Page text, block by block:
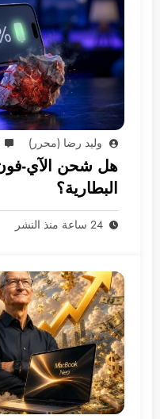
وليد رضا (محرر)
البطارية؟
24 ساعة منذ النشر